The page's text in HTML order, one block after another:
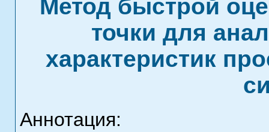
Метод быстрой
точки для
характеристик
Аннотация: